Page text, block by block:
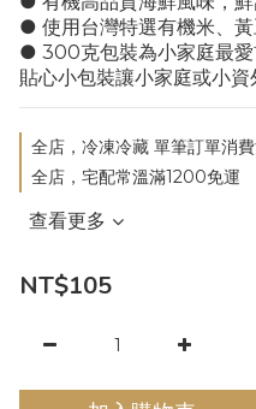
● 使用台灣特選有機米、
● 300克包裝為小家庭最愛
貼心小包裝讓小家庭或小資
全店，冷凍冷藏 單筆訂單消
全店，宅配常溫滿1200免運
查看更多
NT$105